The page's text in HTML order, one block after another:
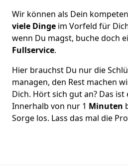
Wir können als Dein
viele Dinge im Vorfeld für
wenn Du magst, buche doch
Fullservice.
Hier brauchst Du nur die
managen, den Rest machen
Dich. Hört sich gut an? Das ist
Innerhalb von nur 1 Minuten
Sorge los. Lass das mal die